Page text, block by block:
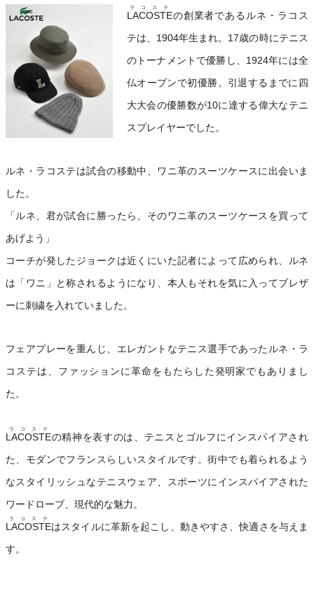
LACOSTE
ラコステ
の創業者であるルネ・ラコス
テは、1904年生まれ。17歳の時にテニス
のトーナメントで優勝し、1924年には全
仏オープンで初優勝。引退するまでに四
大大会の優勝数が10に達する偉大なテニ
スプレイヤーでした。
ルネ・ラコステは試合の移動中、ワニ革のスーツケースに出会いま
した。
「ルネ、君が試合に勝ったら、そのワニ革のスーツケースを買って
あげよう」
コーチが発したジョークは近くにいた記者によって広められ、ルネ
は「ワニ」と称されるようになり、本人もそれを気に入ってブレザ
ーに刺繍を入れていました。
フェアプレーを重んじ、エレガントなテニス選手であったルネ・ラ
コステは、ファッションに革命をもたらした発明家でもありまし
た。
LACOSTE
ラコステ
の精神を表すのは、テニスとゴルフにインスパイアされ
た、モダンでフランスらしいスタイルです。街中でも着られるよう
なスタイリッシュなテニスウェア、スポーツにインスパイアされた
ワードローブ、現代的な魅力。
LACOSTE
ラコステ
はスタイルに革新を起こし、動きやすさ、快適さを与えま
す。